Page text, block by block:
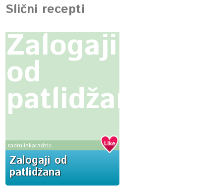
Slični recepti
Zalogaji
od
patlidžana
radmilakaradzic
Zalogaji od
patlidžana